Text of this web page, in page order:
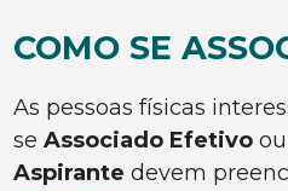
COMO SE
As pessoas físicas
seAssociado Efetivo
Aspirante devem